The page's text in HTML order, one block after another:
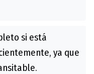
si está
ya que